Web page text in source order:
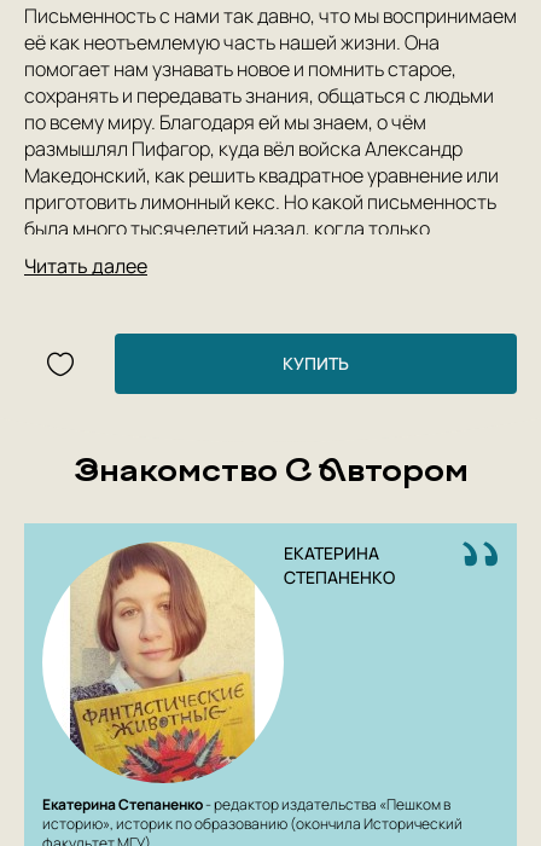
Письменность с нами так давно, что мы воспринимаем
её как неотъемлемую часть нашей жизни. Она
помогает нам узнавать новое и помнить старое,
сохранять и передавать знания, общаться с людьми
по всему миру. Благодаря ей мы знаем, о чём
размышлял Пифагор, куда вёл войска Александр
Македонский, как решить квадратное уравнение или
приготовить лимонный кекс. Но какой письменность
была много тысячелетий назад, когда только
появилась? Как менялась и что меняла вслед за
собой? Давайте проследим её удивительную историю,
Из этой книги вы узнаете:
• Когда появились первые слова и какими они были;
• Как обходиться без гласных;
пиктограммами.
Читать далее
КУПИТЬ
Знакомство С Автором
ЕКАТЕРИНА
СТЕПАНЕНКО
Екатерина Степаненко- редактор издательства «Пешком в
историю», историк по образованию (окончила Исторический